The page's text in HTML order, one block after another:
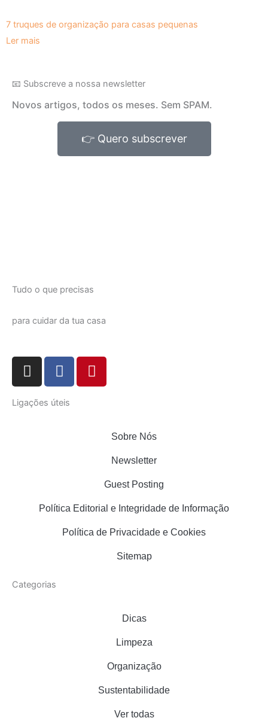
7 truques de organização para casas pequenas
Ler mais
📧 Subscreve a nossa newsletter
Novos artigos, todos os meses. Sem SPAM.
👉 Quero subscrever
Tudo o que precisas
para cuidar da tua casa
I
n
t
F
a
e
P
i
Ligações úteis
Sobre Nós
Newsletter
Guest Posting
Política Editorial e Integridade de Informação
Política de Privacidade e Cookies
Sitemap
Categorias
Dicas
Limpeza
Organização
Sustentabilidade
Ver todas